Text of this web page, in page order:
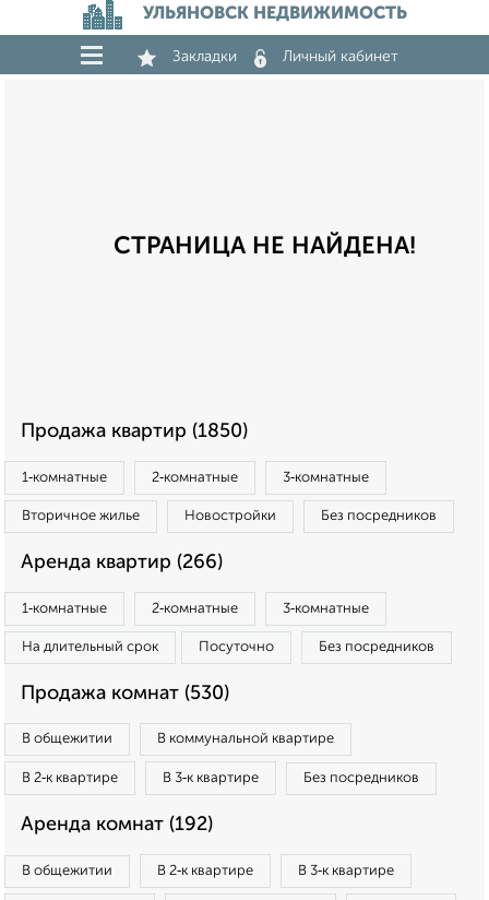
УЛЬЯНОВСК НЕДВИЖИМОСТЬ
Закладки Личный кабинет
СТРАНИЦА НЕ НАЙДЕНА!
Продажа квартир (1850)
1‑комнатные 2‑комнатные 3‑комнатные
Вторичное жилье Новостройки Без посредников
Аренда квартир (266)
1‑комнатные 2‑комнатные 3‑комнатные
На длительный срок Посуточно Без посредников
Продажа комнат (530)
В общежитии В коммунальной квартире
В 2‑к квартире В 3‑к квартире Без посредников
Аренда комнат (192)
В общежитии В 2‑к квартире В 3‑к квартире